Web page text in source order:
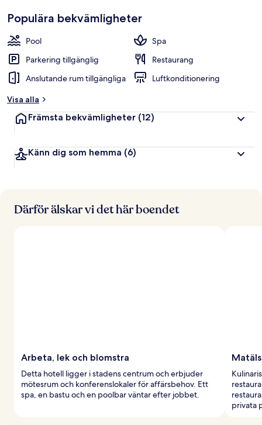
Populära bekvämligheter
Pool
Spa
Parkering tillgänglig
Restaurang
Anslutande rum tillgängliga
Luftkonditionering
Visa alla
Främsta bekvämligheter (12)
Känn dig som hemma (6)
Därför älskar vi det här boendet
Arbeta, lek och blomstra
Detta hotell ligger i stadens centrum och erbjuder
mötesrum och konferenslokaler för affärsbehov. Ett
spa, en bastu och en poolbar väntar efter jobbet.
privata